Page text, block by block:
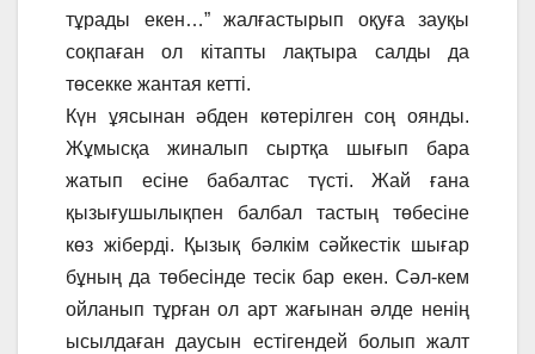
тұрады екен…” жалғастырып оқуға зауқы
соқпаған ол кітапты лақтыра салды да
төсекке жантая кетті.
Күн ұясынан әбден көтерілген соң оянды.
Жұмысқа жиналып сыртқа шығып бара
жатып есіне бабалтас түсті. Жай ғана
қызығушылықпен балбал тастың төбесіне
көз жіберді. Қызық бәлкім сәйкестік шығар
бұның да төбесінде тесік бар екен. Сәл-кем
ойланып тұрған ол арт жағынан әлде ненің
ысылдаған даусын естігендей болып жалт